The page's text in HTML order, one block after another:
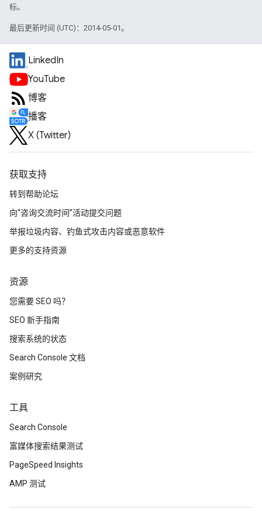
标。
最后更新时间 (UTC)：2014-05-01。
LinkedIn
YouTube
博客
播客
X (Twitter)
获取支持
转到帮助论坛
向“咨询交流时间”活动提交问题
举报垃圾内容、钓鱼式攻击内容或恶意软件
更多的支持资源
资源
您需要 SEO 吗？
SEO 新手指南
搜索系统的状态
Search Console 文档
案例研究
工具
Search Console
富媒体搜索结果测试
PageSpeed Insights
AMP 测试